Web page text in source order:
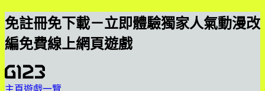
免註冊免下載－立即體驗獨家人氣動漫改
編免費線上網頁遊戲
主頁遊戲一覽